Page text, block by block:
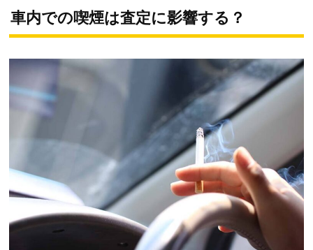
車内での喫煙は査定に影響する？